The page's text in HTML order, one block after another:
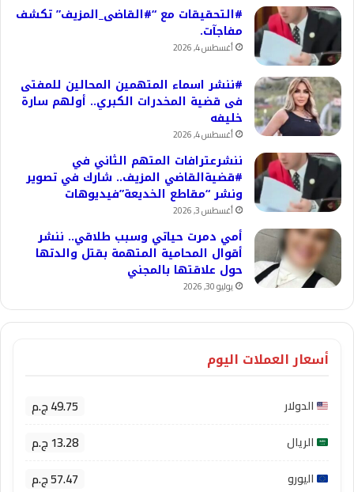
#التحقيقات مع “#القاضى_المزيف” تكشف
مفاجآت.
أغسطس 4, 2026
#ننشر اسماء المتهمين المحالين للمفتى
فى قضية المخدرات الكبري.. أولهم سارة
خليفه
أغسطس 4, 2026
ننشرعترافات المتهم الثاني في
#قضيةالقاضي المزيف.. شارك في تصوير
ونشر “مقاطع الخديعة”فيديوهات
أغسطس 3, 2026
أمي دمرت حياتي وسبب طلاقي.. ننشر
أقوال المحامية المتهمة بقتل والدتها
حول علاقتها بالمجني
يوليو 30, 2026
أسعار العملات اليوم
الدولار 49.75 ج.م
الريال 13.28 ج.م
اليورو 57.47 ج.م